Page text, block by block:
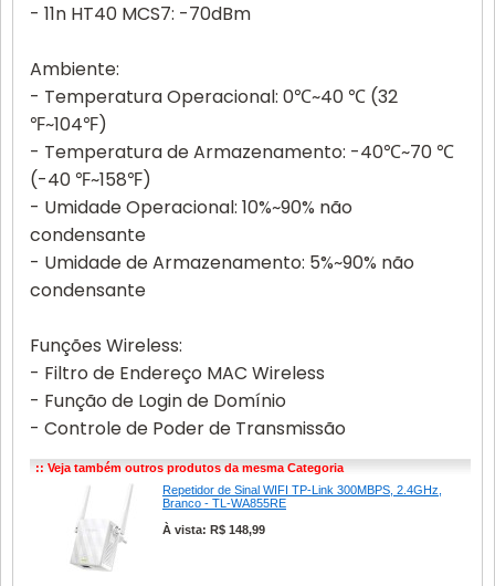
- 11n HT40 MCS7: -70dBm
Ambiente:
- Temperatura Operacional: 0℃~40 ℃ (32
℉~104℉)
- Temperatura de Armazenamento: -40℃~70 ℃
(-40 ℉~158℉)
- Umidade Operacional: 10%~90% não
condensante
- Umidade de Armazenamento: 5%~90% não
condensante
Funções Wireless:
- Filtro de Endereço MAC Wireless
- Função de Login de Domínio
- Controle de Poder de Transmissão
:: Veja também outros produtos da mesma Categoria
Repetidor de Sinal WIFI TP-Link 300MBPS, 2.4GHz,
Branco - TL-WA855RE
À vista: R$ 148,99